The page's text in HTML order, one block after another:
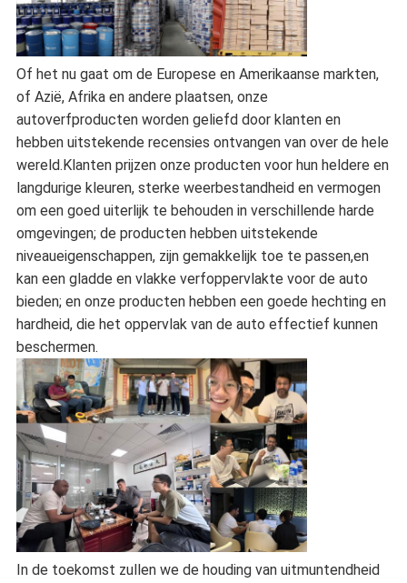
Of het nu gaat om de Europese en Amerikaanse markten,
of Azië, Afrika en andere plaatsen, onze
autoverfproducten worden geliefd door klanten en
hebben uitstekende recensies ontvangen van over de hele
wereld.Klanten prijzen onze producten voor hun heldere en
langdurige kleuren, sterke weerbestandheid en vermogen
om een goed uiterlijk te behouden in verschillende harde
omgevingen; de producten hebben uitstekende
niveaueigenschappen, zijn gemakkelijk toe te passen,en
kan een gladde en vlakke verfoppervlakte voor de auto
bieden; en onze producten hebben een goede hechting en
hardheid, die het oppervlak van de auto effectief kunnen
beschermen.
In de toekomst zullen we de houding van uitmuntendheid